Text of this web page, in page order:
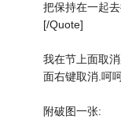
把保持在一起
[/Quote]
我在节上面取
面右键取消.呵
附破图一张: